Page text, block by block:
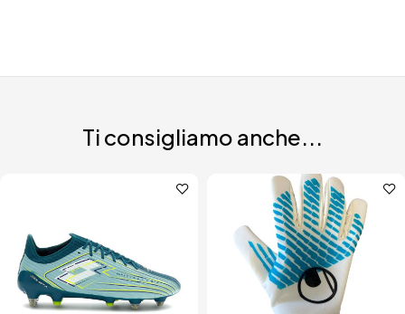
Ti consigliamo anche...